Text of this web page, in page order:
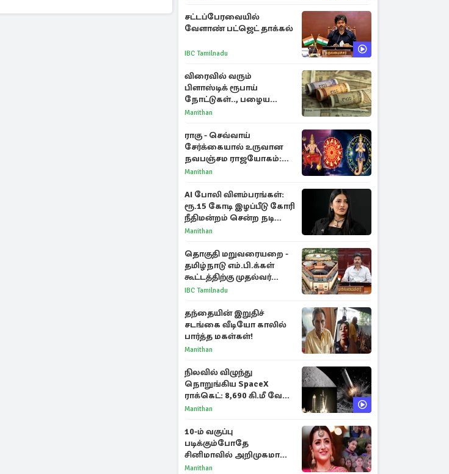
சட்டப்பேரவையில்
வேளாண் பட்ஜெட் தாக்கல்
IBC Tamilnadu
விரைவில் வரும்
பிளாஸ்டிக் ரூபாய்
நோட்டுகள்.., பழைய
காகித நோட்டுகள்
Manithan
ராகு - செவ்வாய்
சேர்க்கையால் உருவான
நவபஞ்சம ராஜயோகம்:
அதிர்ஷ்டம் பெறும் 3
Manithan
AI போலி விளம்பரங்கள்:
ரூ.15 கோடி இழப்பீடு கோரி
நீதிமன்றம் சென்ற நடிகை
ஸ்ருதி ஹாசன்!
Manithan
தொகுதி மறுவரையறை -
தமிழ்நாடு எம்.பி.க்கள்
கூட்டத்திற்கு முதல்வர்
விஜய் அழைப்பு
IBC Tamilnadu
தந்தையின் இறுதிச்
சடங்கை வீடியோ காலில்
பார்த்த மகள்கள்!
Manithan
நிலவில் விழுந்து
நொறுங்கிய SpaceX
ராக்கெட்: 8,690 கி.மீ வேக
மோதலால் உருவான புதிய
Manithan
10-ம் வகுப்பு
படிக்கும்போதே
சினிமாவில் அறிமுகமான
த்ரிஷா! உண்மையை
Manithan